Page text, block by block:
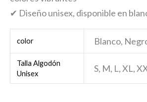
✔ Diseño unisex, disponible en
color Blanco,
Talla Algodón
Unisex
S, M, L, XL,